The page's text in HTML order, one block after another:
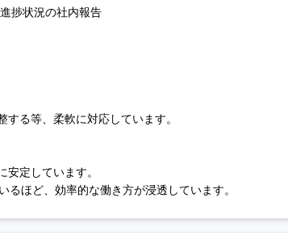
捗状況の社内報告
る等、柔軟に対応しています。
定しています。
ほど、効率的な働き方が浸透しています。